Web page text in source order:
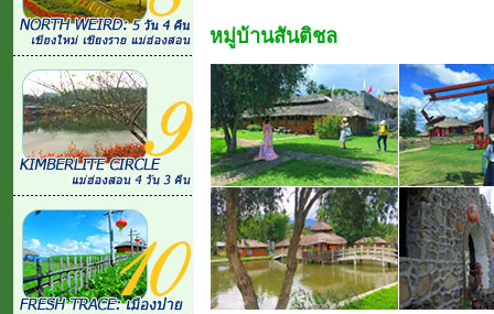
หมู่บ้านสันติชล